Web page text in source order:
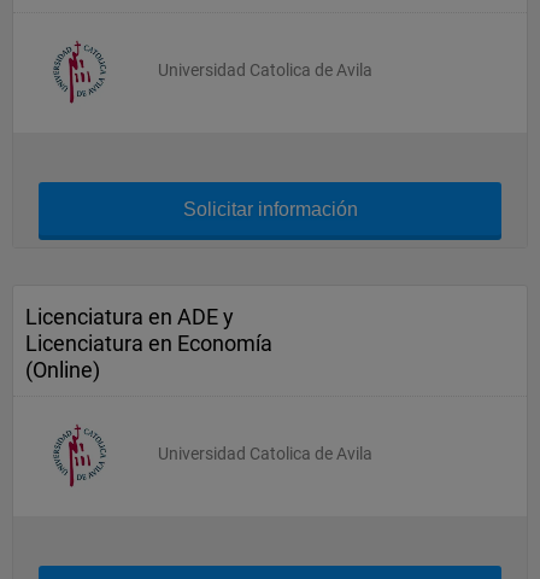
Universidad Catolica de Avila
Solicitar información
Licenciatura en ADE y
Licenciatura en Economía
(Online)
Universidad Catolica de Avila